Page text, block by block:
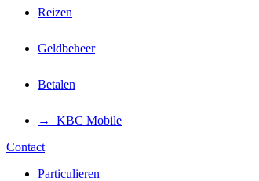
Reizen
Geldbeheer
Betalen
→ KBC Mobile
Contact
Particulieren